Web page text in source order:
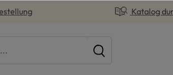
springen Katalog